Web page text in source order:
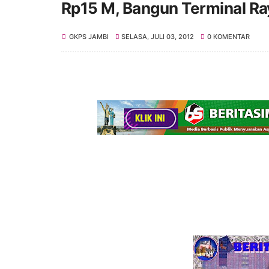
Rp15 M, Bangun Terminal
GKPS JAMBI SELASA, JULI 03, 2012 0 KOMENTAR